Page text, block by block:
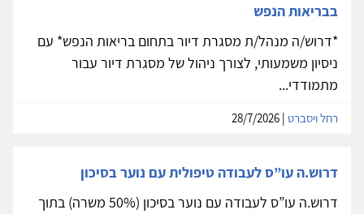
בבריאות הנפש
*דרוש/ה מנהל/ת מסגרת דיור בתחום בריאות הנפש* עם
ניסיון משמעותי, לצורך ניהול של מסגרת דיור עבור
מתמודדי...
רחל ויסברט
דרוש.ה עו”ס לעבודה טיפולית עם נוער בסיכון
דרוש.ה עו”ס לעבודה עם נוער בסיכון (50% משרה) בתוך